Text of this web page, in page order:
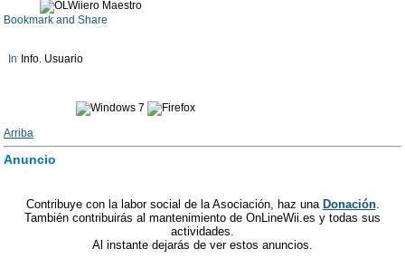
Info. Usuario
Arriba
Anuncio
Contribuye con la labor social de la Asociación, haz una Donación.
También contribuirás al mantenimiento de OnLineWii.es y todas sus
actividades.
Al instante dejarás de ver estos anuncios.